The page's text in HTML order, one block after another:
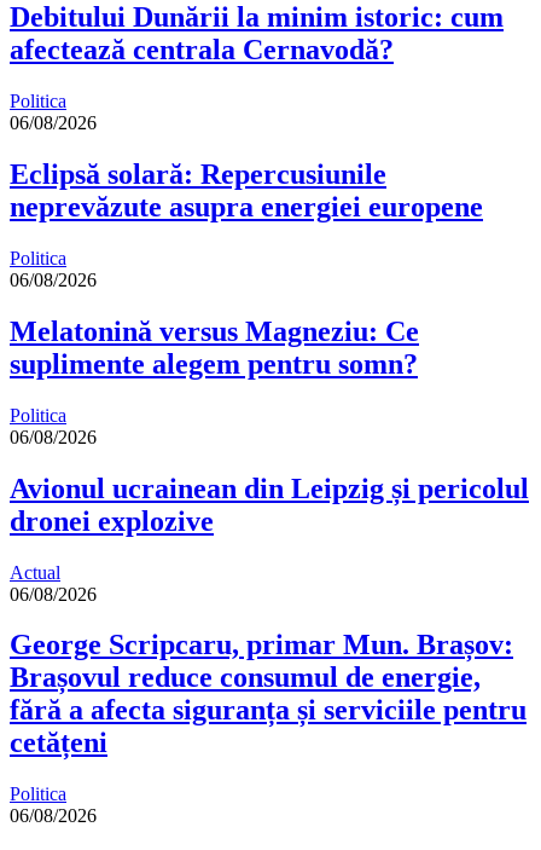
Debitului Dunării la minim istoric: cum
afectează centrala Cernavodă?
Politica
06/08/2026
Eclipsă solară: Repercusiunile
neprevăzute asupra energiei europene
Politica
06/08/2026
Melatonină versus Magneziu: Ce
suplimente alegem pentru somn?
Politica
06/08/2026
Avionul ucrainean din Leipzig și pericolul
dronei explozive
Actual
06/08/2026
George Scripcaru, primar Mun. Brașov:
Brașovul reduce consumul de energie,
fără a afecta siguranța și serviciile pentru
cetățeni
Politica
06/08/2026